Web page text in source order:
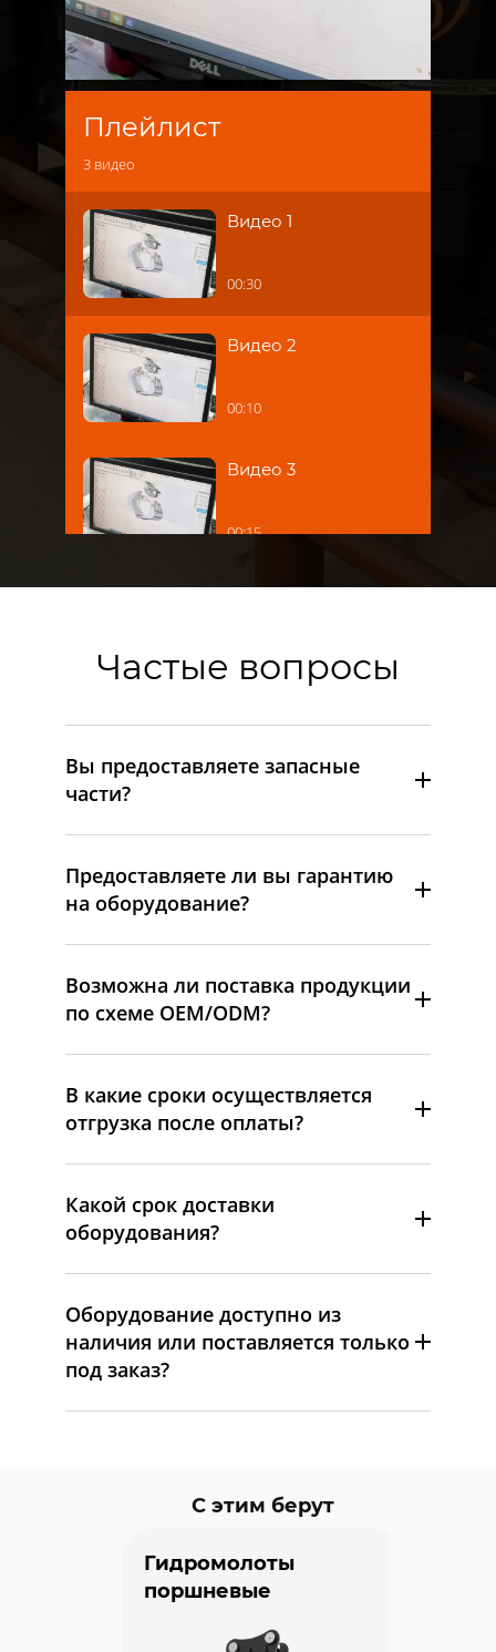
Плейлист
3 видео
Видео 1
00:30
Видео 2
00:10
Видео 3
00:15
Частые вопросы
Вы предоставляете запасные
части?
Предоставляете ли вы гарантию
на оборудование?
Возможна ли поставка продукции
по схеме OEM/ODM?
В какие сроки осуществляется
отгрузка после оплаты?
Какой срок доставки
оборудования?
Оборудование доступно из
наличия или поставляется только
под заказ?
С этим берут
Гидромолоты
поршневые